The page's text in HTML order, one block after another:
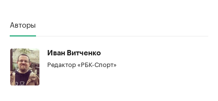
Авторы
Иван Витченко
Редактор «РБК-Спорт»